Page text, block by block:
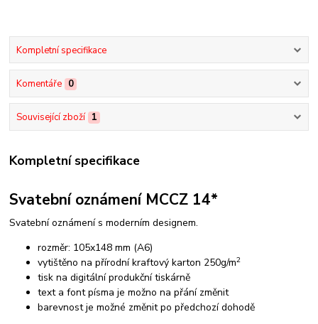
Kompletní specifikace
Komentáře 0
Související zboží 1
Kompletní specifikace
Svatební oznámení MCCZ 14*
Svatební oznámení s moderním designem.
rozměr: 105x148 mm (A6)
vytištěno na přírodní kraftový karton 250g/m2
tisk na digitální produkční tiskárně
text a font písma je možno na přání změnit
barevnost je možné změnit po předchozí dohodě